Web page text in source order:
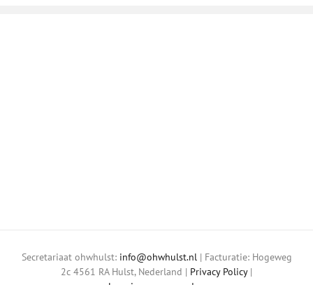
Secretariaat ohwhulst: info@ohwhulst.nl| Facturatie: Hogeweg
2c 4561 RA Hulst, Nederland | Privacy Policy|